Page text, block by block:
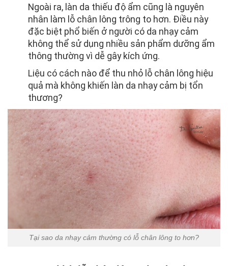
Ngoài ra, làn da thiếu độ ẩm cũng là nguyên
nhân làm lỗ chân lông trông to hơn. Điều này
đặc biệt phổ biến ở người có da nhạy cảm
không thể sử dụng nhiều sản phẩm dưỡng ẩm
thông thường vì dễ gây kích ứng.
Liệu có cách nào để thu nhỏ lỗ chân lông hiệu
quả mà không khiến làn da nhạy cảm bị tổn
thương?
Tại sao da nhạy cảm thường có lỗ chân lông to hơn?